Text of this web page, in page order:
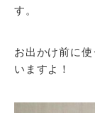
す。
お出かけ前に
いますよ！